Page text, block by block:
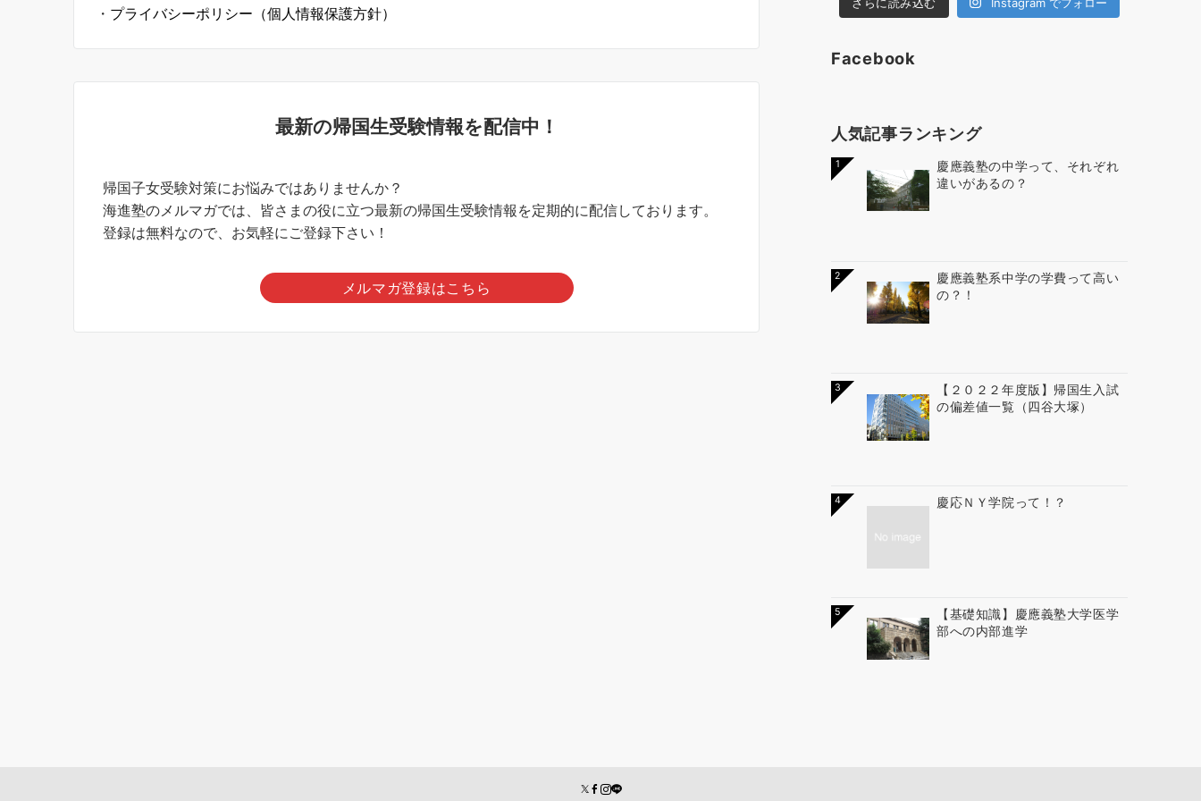
・ プライバシーポリシー（個人情報保護方針）
最新の帰国生受験情報を配信中！
帰国子女受験対策にお悩みではありませんか？
海進塾のメルマガでは、皆さまの役に立つ最新の帰国生受験情報を定期的に配信しております。
登録は無料なので、お気軽にご登録下さい！
メルマガ登録はこちら
Facebook
人気記事ランキング
1
慶應義塾の中学って、それぞれ
違いがあるの？
2
慶應義塾系中学の学費って高い
の？！
3
【２０２２年度版】帰国生入試
の偏差値一覧（四谷大塚）
4 慶応ＮＹ学院って！？
5
【基礎知識】慶應義塾大学医学
部への内部進学